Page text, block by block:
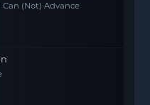
Can (Not) Advance